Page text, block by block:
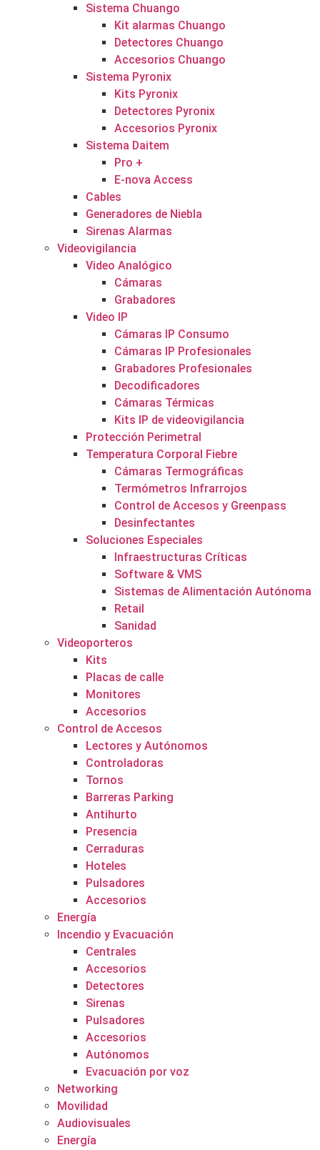
Sistema Chuango
Kit alarmas Chuango
Detectores Chuango
Accesorios Chuango
Sistema Pyronix
Kits Pyronix
Detectores Pyronix
Accesorios Pyronix
Sistema Daitem
Pro +
E-nova Access
Cables
Generadores de Niebla
Sirenas Alarmas
Videovigilancia
Video Analógico
Cámaras
Grabadores
Video IP
Cámaras IP Consumo
Cámaras IP Profesionales
Grabadores Profesionales
Decodificadores
Cámaras Térmicas
Kits IP de videovigilancia
Protección Perimetral
Temperatura Corporal Fiebre
Cámaras Termográficas
Termómetros Infrarrojos
Control de Accesos y Greenpass
Desinfectantes
Soluciones Especiales
Infraestructuras Críticas
Software & VMS
Sistemas de Alimentación Autónoma
Retail
Sanidad
Videoporteros
Kits
Placas de calle
Monitores
Accesorios
Control de Accesos
Lectores y Autónomos
Controladoras
Tornos
Barreras Parking
Antihurto
Presencia
Cerraduras
Hoteles
Pulsadores
Accesorios
Energía
Incendio y Evacuación
Centrales
Accesorios
Detectores
Sirenas
Pulsadores
Accesorios
Autónomos
Evacuación por voz
Networking
Movilidad
Audiovisuales
Energía